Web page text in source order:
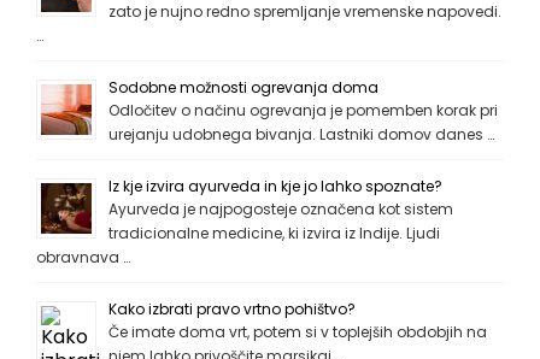
zato je nujno redno spremljanje vremenske napovedi.
…
Sodobne možnosti ogrevanja doma
Odločitev o načinu ogrevanja je pomemben korak pri
urejanju udobnega bivanja. Lastniki domov danes …
Iz kje izvira ayurveda in kje jo lahko spoznate?
Ayurveda je najpogosteje označena kot sistem
tradicionalne medicine, ki izvira iz Indije. Ljudi
obravnava …
Kako izbrati pravo vrtno pohištvo?
Če imate doma vrt, potem si v toplejših obdobjih na